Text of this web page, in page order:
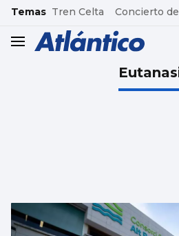
common.go-to-content
Temas Tren Celta Concierto
header.menu.open